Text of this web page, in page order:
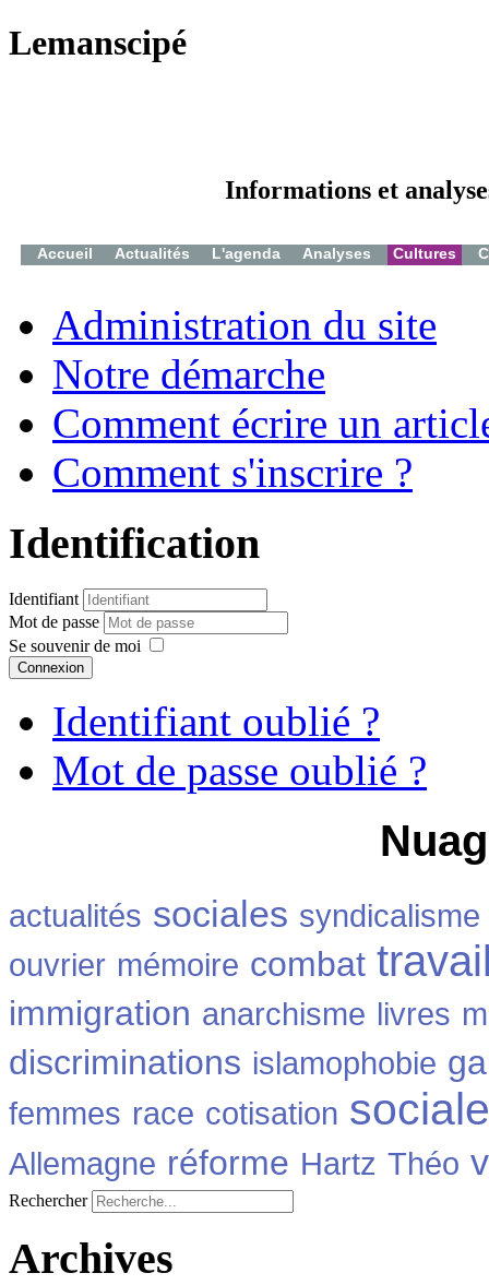
Lemanscipé
Informations et
Accueil Actualités L'agenda Analyses Cultures
Administration du site
Notre démarche
Comment écrire un
Comment s'inscrire ?
Identification
Identifiant
Mot de passe
Se souvenir de moi
Connexion
Identifiant oublié ?
Mot de passe oublié ?
actualités sociales syndicalisme
ouvrier mémoire combat
immigration anarchisme livres
discriminations islamophobie
femmes race cotisation sociale
Allemagne réforme Hartz Théo
Rechercher
Archives